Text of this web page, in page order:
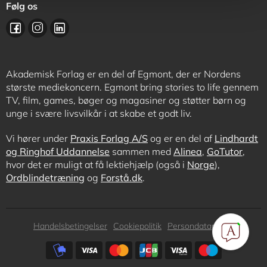
Følg os
Akademisk Forlag er en del af Egmont, der er Nordens
største mediekoncern. Egmont bring stories to life gennem
TV, film, games, bøger og magasiner og støtter børn og
unge i svære livsvilkår i at skabe et godt liv.
Vi hører under Praxis Forlag A/S og er en del af Lindhardt
og Ringhof Uddannelse sammen med Alinea, GoTutor,
hvor det er muligt at få lektiehjælp (også i Norge),
Ordblindetræning og Forstå.dk.
Subfooter
Handelsbetingelser Cookiepolitik
Persondatapolitik
Subfooter
payment